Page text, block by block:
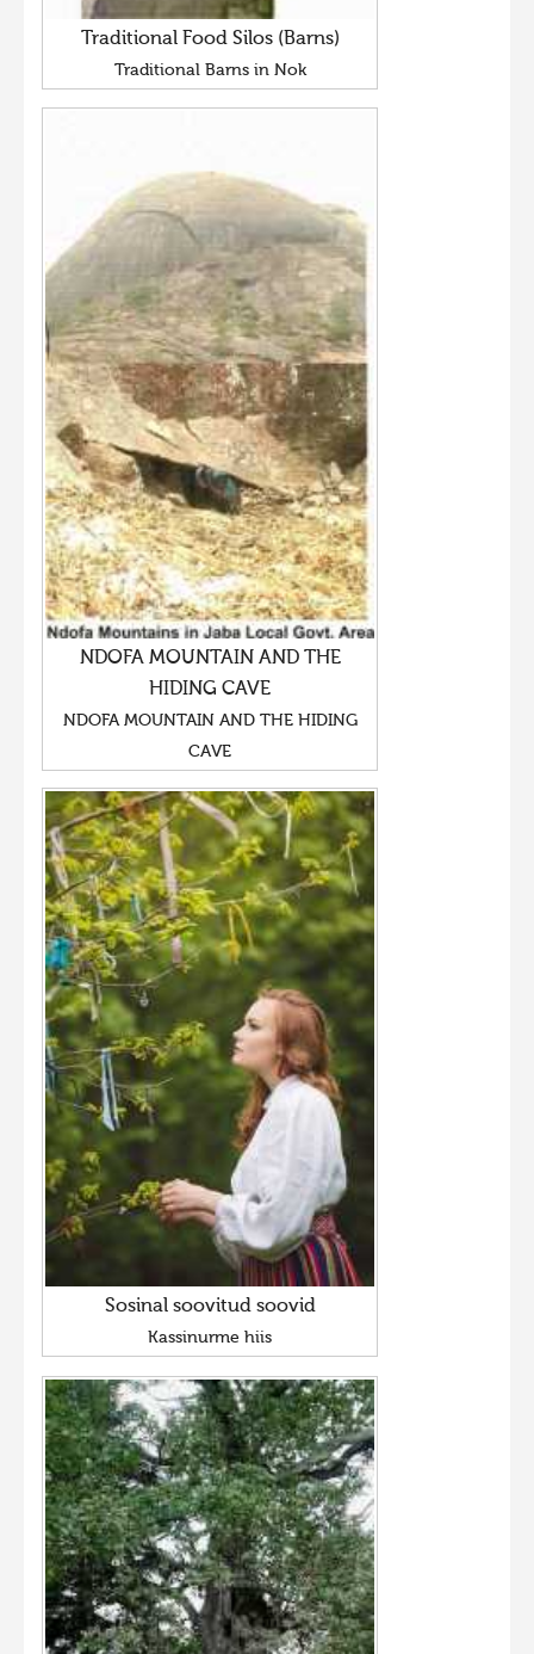
Traditional Food Silos (Barns)
Traditional Barns in Nok
NDOFA MOUNTAIN AND THE
HIDING CAVE
NDOFA MOUNTAIN AND THE HIDING
CAVE
Sosinal soovitud soovid
Kassinurme hiis